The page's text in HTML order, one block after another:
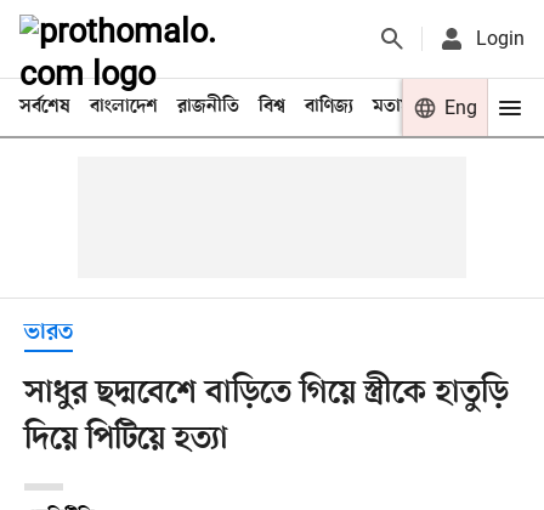
Login
সর্বশেষ বাংলাদেশ রাজনীতি বিশ্ব বাণিজ্য মতামত খেলা
Eng
ভারত
সাধুর ছদ্মবেশে বাড়িতে গিয়ে স্ত্রীকে হাতুড়ি
দিয়ে পিটিয়ে হত্যা